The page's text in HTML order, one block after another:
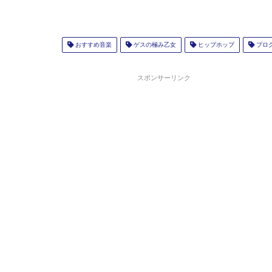
おすすめ音楽 ゲスの極み乙女 ヒップホップ プロ
スポンサーリンク